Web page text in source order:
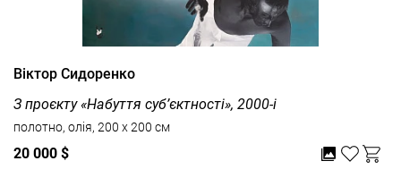
Віктор Сидоренко
З проєкту «Набуття суб’єктності», 2000-і
полотно, олія, 200 x 200 см
20 000 $